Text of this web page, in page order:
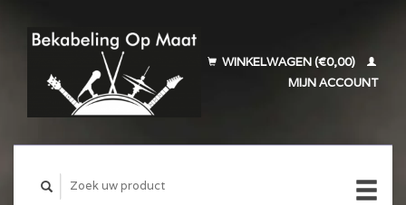
WINKELWAGEN (€0,00)
MIJN ACCOUNT